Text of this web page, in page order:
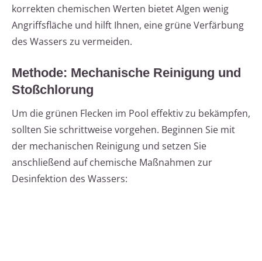
korrekten chemischen Werten bietet Algen wenig
Angriffsfläche und hilft Ihnen, eine grüne Verfärbung
des Wassers zu vermeiden.
Methode: Mechanische Reinigung und
Stoßchlorung
Um die grünen Flecken im Pool effektiv zu bekämpfen,
sollten Sie schrittweise vorgehen. Beginnen Sie mit
der mechanischen Reinigung und setzen Sie
anschließend auf chemische Maßnahmen zur
Desinfektion des Wassers: